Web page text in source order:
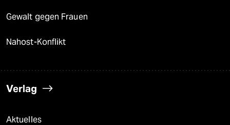
Gewalt gegen Frauen
Nahost-Konflikt
Verlag
Aktuelles